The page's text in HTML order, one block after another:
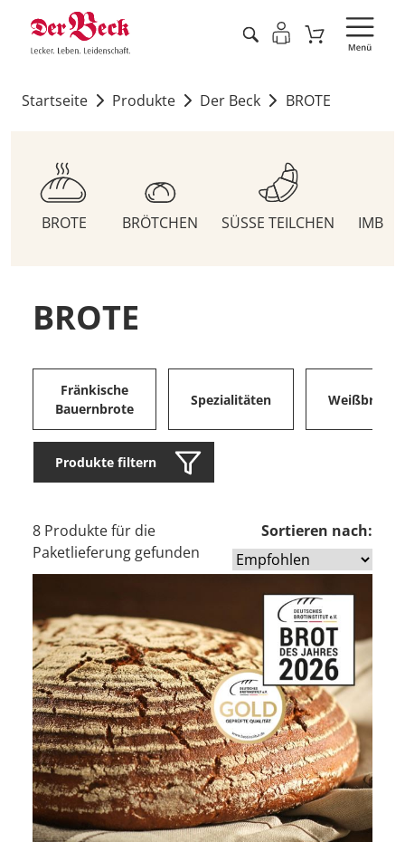
Startseite Produkte Der Beck BROTE
BROTE BRÖTCHEN SÜSSE TEILCHEN
BROTE
Fränkische
Bauernbrote
Spezialitäten Weißbrote
Produkte filtern
8 Produkte für die
Paketlieferung gefunden
Sortieren nach: